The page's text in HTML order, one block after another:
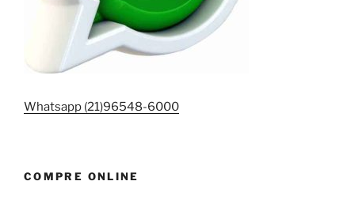
Whatsapp (21)96548-6000
COMPRE ONLINE